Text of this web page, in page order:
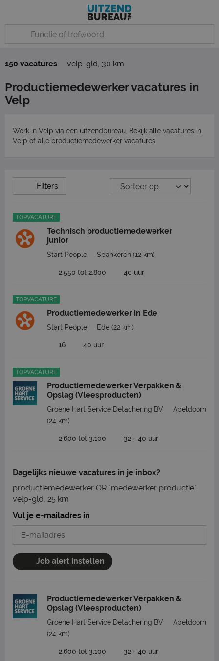
150 vacatures velp-gld, 30 km
Productiemedewerker vacatures in
Velp
Werk in Velp via een uitzendbureau. Bekijk alle vacatures in
Velp of alle productiemedewerker vacatures
Filters
TOPVACATURE
Technisch productiemedewerker
junior
Start People Spankeren (12 km)
2.550 tot 2.800 40 uur
TOPVACATURE
Productiemedewerker in Ede
Start People Ede (22 km)
16 40 uur
TOPVACATURE
Productiemedewerker Verpakken &
Opslag (Vleesproducten)
Groene Hart Service Detachering BV
Apeldoorn
(24 km)
2.600 tot 3.100 32 - 40 uur
Dagelijks nieuwe vacatures in je inbox?
productiemedewerker OR "medewerker productie",
velp-gld, 25 km
Vul je e-mailadres in
Job alert instellen
Productiemedewerker Verpakken &
Opslag (Vleesproducten)
Groene Hart Service Detachering BV
Apeldoorn
(24 km)
2.600 tot 3.100 32 - 40 uur